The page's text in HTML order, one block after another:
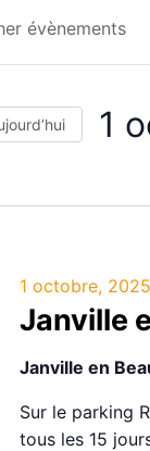
1
une
Janville
1 octobre,
Janville en
Sur le parking
tous les 15